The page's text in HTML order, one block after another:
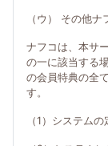
（ウ） その他
ナフコは、本サ
の一に該当する
の会員特典の全
す。
（1）システム